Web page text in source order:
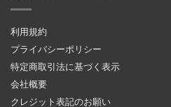
利用規約
プライバシーポリシー
特定商取引法に基づく表示
会社概要
クレジット表記のお願い